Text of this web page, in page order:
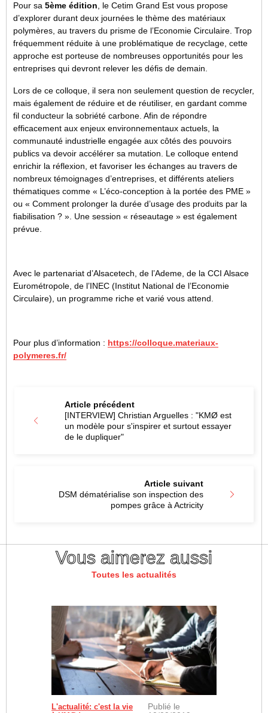
Pour sa 5ème édition, le Cetim Grand Est vous propose
d’explorer durant deux journées le thème des matériaux
polymères, au travers du prisme de l’Economie Circulaire. Trop
fréquemment réduite à une problématique de recyclage, cette
approche est porteuse de nombreuses opportunités pour les
entreprises qui devront relever les défis de demain.
Lors de ce colloque, il sera non seulement question de recycler,
mais également de réduire et de réutiliser, en gardant comme
fil conducteur la sobriété carbone. Afin de répondre
efficacement aux enjeux environnementaux actuels, la
communauté industrielle engagée aux côtés des pouvoirs
publics va devoir accélérer sa mutation. Le colloque entend
enrichir la réflexion, et favoriser les échanges au travers de
nombreux témoignages d’entreprises, et différents ateliers
thématiques comme « L’éco-conception à la portée des PME »
ou « Comment prolonger la durée d’usage des produits par la
fiabilisation ? ». Une session « réseautage » est également
prévue.
Avec le partenariat d’Alsacetech, de l’Ademe, de la CCI Alsace
Eurométropole, de l’INEC (Institut National de l’Economie
Circulaire), un programme riche et varié vous attend.
Pour plus d’information : https://colloque.materiaux-
polymeres.fr/
Article précédent
[INTERVIEW] Christian Arguelles : "KMØ est
un modèle pour s'inspirer et surtout essayer
de le dupliquer"
Article suivant
DSM dématérialise son inspection des
pompes grâce à Actricity
Vous aimerez aussi
Toutes les actualités
L'actualité: c'est la vie
Publié le